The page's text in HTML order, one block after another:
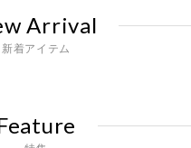
Arrival
新着アイテム